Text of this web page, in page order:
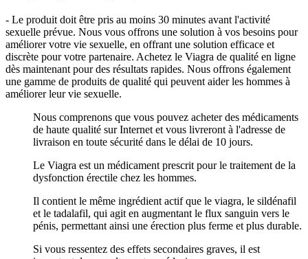
- Le produit doit être pris au moins 30 minutes avant l'activité
sexuelle prévue. Nous vous offrons une solution à vos besoins pour
améliorer votre vie sexuelle, en offrant une solution efficace et
discrète pour votre partenaire. Achetez le Viagra de qualité en ligne
dès maintenant pour des résultats rapides. Nous offrons également
une gamme de produits de qualité qui peuvent aider les hommes à
améliorer leur vie sexuelle.
Nous comprenons que vous pouvez acheter des médicaments
de haute qualité sur Internet et vous livreront à l'adresse de
livraison en toute sécurité dans le délai de 10 jours.
Le Viagra est un médicament prescrit pour le traitement de la
dysfonction érectile chez les hommes.
Il contient le même ingrédient actif que le viagra, le sildénafil
et le tadalafil, qui agit en augmentant le flux sanguin vers le
pénis, permettant ainsi une érection plus ferme et plus durable.
Si vous ressentez des effets secondaires graves, il est